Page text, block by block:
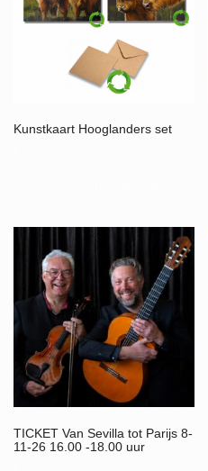
Kunstkaart Hooglanders set
TICKET Van Sevilla tot Parijs 8-
11-26 16.00 -18.00 uur